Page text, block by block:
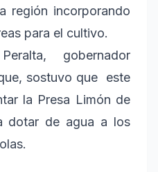
región incorporando
para el cultivo.
gobernador
sostuvo que este
la Presa Limón de
dotar de agua a los